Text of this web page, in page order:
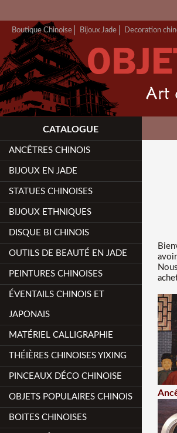
Boutique Chinoise Bijoux Jade Decoration
CATALOGUE
ANCÊTRES CHINOIS
BIJOUX EN JADE
STATUES CHINOISES
BIJOUX ETHNIQUES
DISQUE BI CHINOIS
OUTILS DE BEAUTÉ EN JADE
PEINTURES CHINOISES
ÉVENTAILS CHINOIS ET
JAPONAIS
MATÉRIEL CALLIGRAPHIE
THÉIÈRES CHINOISES YIXING
PINCEAUX DÉCO CHINOISE
OBJETS POPULAIRES CHINOIS
BOITES CHINOISES